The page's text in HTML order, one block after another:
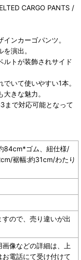
CARGO PANTS /
ンカーゴパンツ。
演出。
ルトが装飾されサイド
いて使いやすい1本。
きな魅力。
まで対応可能となって
84cm*ゴム、紐仕様/
裾幅:約31cm/わたり
ので、売り違いが出
画像などの詳細は、上
電話にて受け付けて